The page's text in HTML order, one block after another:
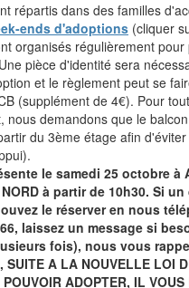
répartis dans des familles
ends d'adoptions (cliquer
organisés régulièrement
pièce d'identité sera
et le règlement peut se
(supplément de 4€). Pour
nous demandons que le
du 3ème étage afin
le samedi 25 octobre à
NORD à partir de 10h30. Si
le réserver en nous
laissez un message si
fois), nous vous
SUITE A LA NOUVELLE LOI
ADOPTER, IL VOUS